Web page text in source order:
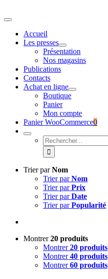
au
Toggle
NavigationAccueil
Les presses
Présentation
Nos magasins
Publications
Contacts
Achat en ligne
Boutique
Panier
Mon compte
Panier WooCommerce0
Rechercher:
Trier parNom
Trier parNom
Trier parPrix
Trier parDate
Trier parPopularité
Montrer20 produits
Montrer20 produits
Montrer40 produits
Montrer60 produits